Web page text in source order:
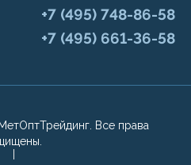
+7 (495) 748-86-58
+7 (495) 661-36-58
Все права